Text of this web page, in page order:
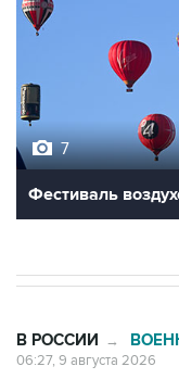
7
Фестиваль
В РОССИИ →
06:27, 9 августа 2026